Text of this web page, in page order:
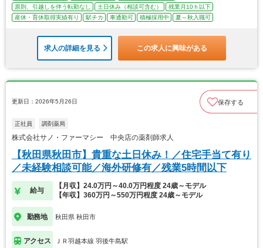
原則、引越しを伴う転勤なし
土日休み（相談可含む）
残業月10ｈ以下
産休・育休取得実績有り
駅チカ 車通勤可 積極採用中 夏～秋入職可
求人の詳細を見る この求人に興味がある
更新日：2026年5月26日 保存する
正社員 調剤薬局
株式会社サノ・ファーマシー 中央店の薬剤師求人
【秋田県秋田市】貴重な土日休み！／住宅手当て有り
／未経験相談可能／海外研修有／残業5時間以下
給与
【月収】24.0万円～40.0万円程度 24歳～モデル
【年収】360万円～550万円程度 24歳～モデル
勤務地 秋田県 秋田市
アクセス ＪＲ羽越本線 羽後牛島駅